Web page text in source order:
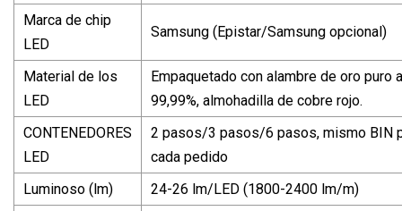
Marca de chip
LED
Samsung (Epistar/Samsung opcional)
Material de los
LED
Empaquetado con alambre de oro puro
99,99%, almohadilla de cobre rojo.
CONTENEDORES
LED
2 pasos/3 pasos/6 pasos, mismo BIN
cada pedido
Luminoso (lm)
24-26 lm/LED (1800-2400 lm/m)